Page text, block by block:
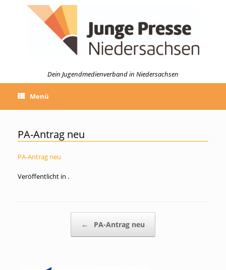
Dein Jugendmedienverband in Niedersachsen
Menü
PA-Antrag neu
PA-Antrag neu
Veröffentlicht in .
← PA-Antrag neu